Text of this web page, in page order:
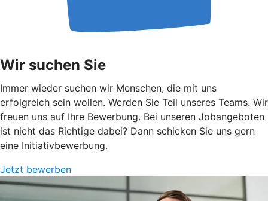
Wir suchen Sie
Immer wieder suchen wir Menschen, die mit uns
erfolgreich sein wollen. Werden Sie Teil unseres Teams. Wir
freuen uns auf Ihre Bewerbung. Bei unseren Jobangeboten
ist nicht das Richtige dabei? Dann schicken Sie uns gern
eine Initiativbewerbung.
Jetzt bewerben